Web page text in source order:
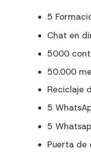
5
Chat en
5000
50.000
Reciclaje
5
5
Puerta de